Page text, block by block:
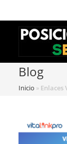
Blog
Inicio »